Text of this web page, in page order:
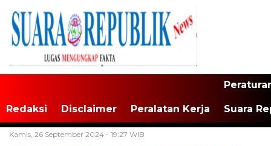
Redaksi Disclaimer Peralatan Kerja Suara
Kamis, 26 September 2024 - 19:27 WIB